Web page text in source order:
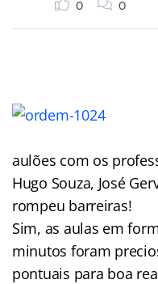
0 0
aulões com os
Hugo Souza, José
rompeu barreiras!
Sim, as aulas em
minutos foram
pontuais para boa